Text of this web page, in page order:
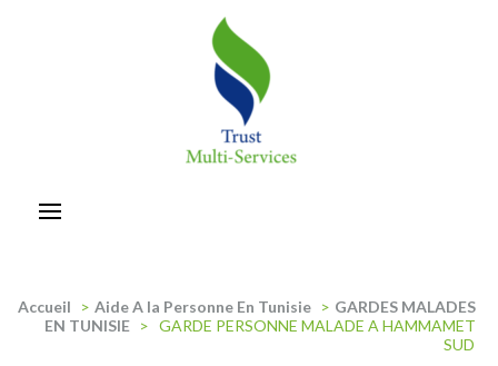
Accueil > Aide A la Personne En Tunisie > GARDES MALADES
EN TUNISIE > GARDE PERSONNE MALADE A HAMMAMET
SUD